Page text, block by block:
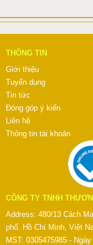
THÔNG TIN
Giới thiệu
Tuyển dụng
Tin tức
Đóng góp ý kiến
Liên hệ
Thông tin tài khoản
CÔNG TY TNHH
Address: 480/13 Cách
phố. Hồ Chí Minh, Việt
MST: 0305475985 -